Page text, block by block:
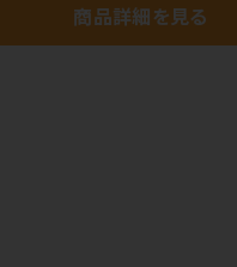
商品詳細を見る